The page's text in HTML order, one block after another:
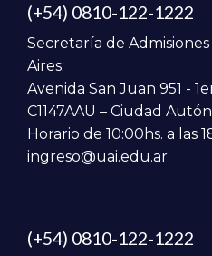
(+54) 0810-122-1222
Secretaría de
Aires:
Avenida San Juan 951 -
C1147AAU – Ciudad
Horario de 10:00hs. a las
ingreso@uai.edu.ar
(+54) 0810-122-1222